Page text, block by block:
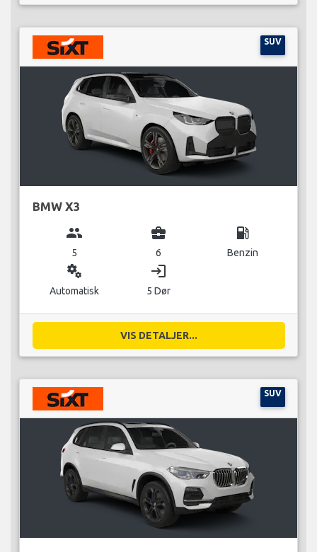
SUV
BMW X3
group
5
business_center
6
local_gas_station
Benzin
miscellaneous_services
Automatisk
login
5 Dør
VIS DETALJER...
SUV